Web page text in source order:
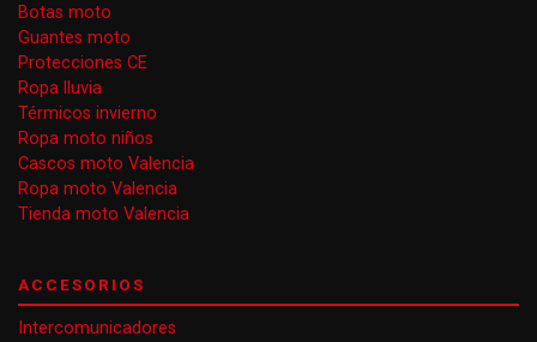
Botas moto
Guantes moto
Protecciones CE
Ropa lluvia
Térmicos invierno
Ropa moto niños
Cascos moto Valencia
Ropa moto Valencia
Tienda moto Valencia
ACCESORIOS
Intercomunicadores